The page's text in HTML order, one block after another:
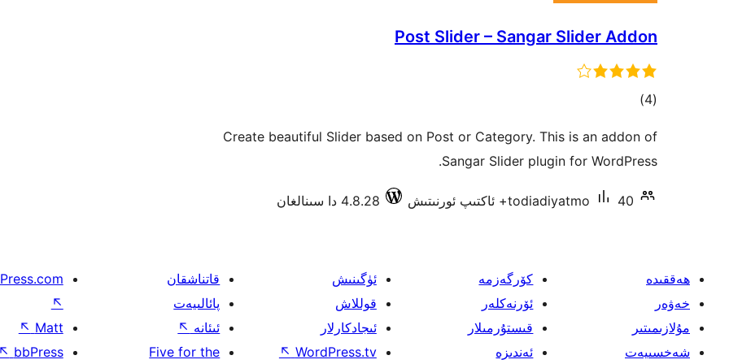
Post Slider – Sangar Slider Addon
(4 ئومۇمىي)
Create beautiful Slider based on Post or Category. This is an addon of
Sangar Slider plugin for WordPress.
todiadiyatmo 40+ ئاكتىپ ئورنىتىش 4.8.28 دا سىنالغان
ھەققىدە
خەۋەر
مۇلازىمىتىر
شەخسىيەت
كۆرگەزمە
ئۆرنەكلەر
قىستۇرمىلار
ئەندىزە
ئۈگىنىش
قوللاش
ئىجادكارلار
WordPress.tv
↖
قاتناشقان
پائالىيەت
ئىئانە ↖
Five for the
↖
Matt
↖
bbPress